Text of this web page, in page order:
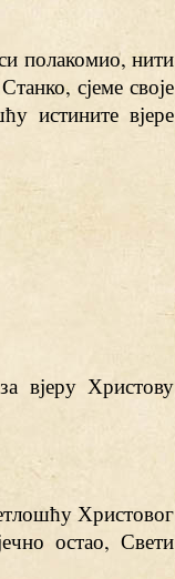
полакомио, нити
сјеме своје
истините вјере
вјеру Христову
Христовог
остао, Свети